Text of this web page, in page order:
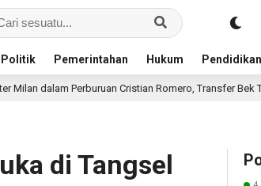
Politik Pemerintahan Hukum Pendidikan
Romero, Transfer Bek Tottenham Memanas
di Tangsel